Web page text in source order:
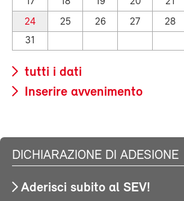
24
25 26 27 28
31
tutti i dati
Inserire avvenimento
DICHIARAZIONE DI ADESIONE
Aderisci subito al SEV!